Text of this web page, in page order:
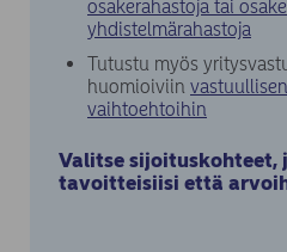
osakerahastoja tai
yhdistelmärahastoja
Tutustu myös
huomioiviin
vaihtoehtoihin
Valitse sijoituskohteet,
tavoitteisiisi että